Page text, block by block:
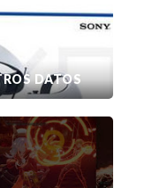
DATOS